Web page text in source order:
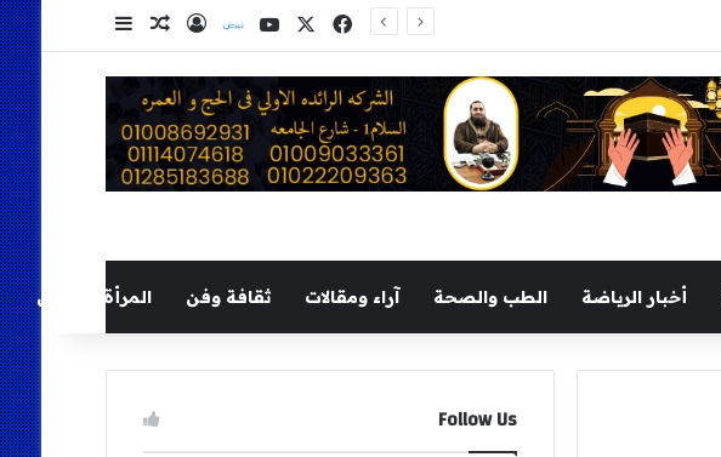
فيسبوك
‫X
‫YouTube
نلضتسجيل الدخول
مقال عشوائي
إضافة عمود
أخبار الرياضة الطب والصحة آراء ومقالات ثقافة وفن المرأة والطفل
Follow Us